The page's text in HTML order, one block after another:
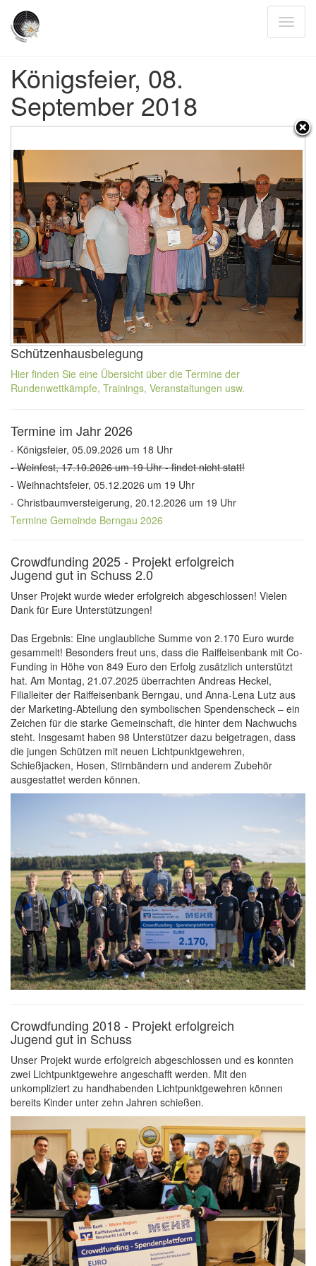
Königsfeier, 08.
September 2018
Schützenhausbelegung
Hier finden Sie eine Übersicht über die Termine der
Rundenwettkämpfe, Trainings, Veranstaltungen usw.
Termine im Jahr 2026
- Königsfeier, 05.09.2026 um 18 Uhr
- Weinfest, 17.10.2026 um 19 Uhr - findet nicht statt!
- Weihnachtsfeier, 05.12.2026 um 19 Uhr
- Christbaumversteigerung, 20.12.2026 um 19 Uhr
Termine Gemeinde Berngau 2026
Crowdfunding 2025 - Projekt erfolgreich
Jugend gut in Schuss 2.0
Unser Projekt wurde wieder erfolgreich abgeschlossen! Vielen
Dank für Eure Unterstützungen!
Das Ergebnis: Eine unglaubliche Summe von 2.170 Euro wurde
gesammelt! Besonders freut uns, dass die Raiffeisenbank mit Co-
Funding in Höhe von 849 Euro den Erfolg zusätzlich unterstützt
hat. Am Montag, 21.07.2025 überrachten Andreas Heckel,
Filialleiter der Raiffeisenbank Berngau, und Anna-Lena Lutz aus
der Marketing-Abteilung den symbolischen Spendenscheck – ein
Zeichen für die starke Gemeinschaft, die hinter dem Nachwuchs
steht. Insgesamt haben 98 Unterstützer dazu beigetragen, dass
die jungen Schützen mit neuen Lichtpunktgewehren,
Schießjacken, Hosen, Stirnbändern und anderem Zubehör
ausgestattet werden können.
Crowdfunding 2018 - Projekt erfolgreich
Jugend gut in Schuss
Unser Projekt wurde erfolgreich abgeschlossen und es konnten
zwei Lichtpunktgewehre angeschafft werden. Mit den
unkompliziert zu handhabenden Lichtpunktgewehren können
bereits Kinder unter zehn Jahren schießen.